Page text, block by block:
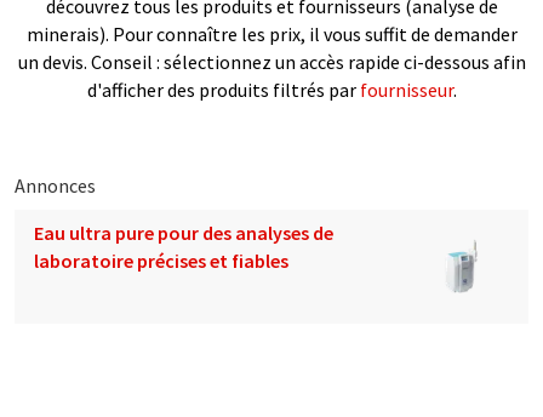
découvrez tous les produits et fournisseurs (analyse de
minerais). Pour connaître les prix, il vous suffit de demander
un devis. Conseil : sélectionnez un accès rapide ci-dessous afin
d'afficher des produits filtrés par fournisseur.
Annonces
Eau ultra pure pour des analyses de
laboratoire précises et fiables